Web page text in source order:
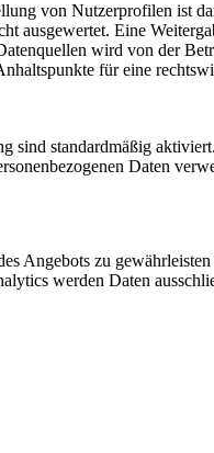
von Nutzerprofilen ist
ausgewertet. Eine
wird von der
für eine
sind standardmäßig
Daten
Angebots zu gewährleisten
werden Daten